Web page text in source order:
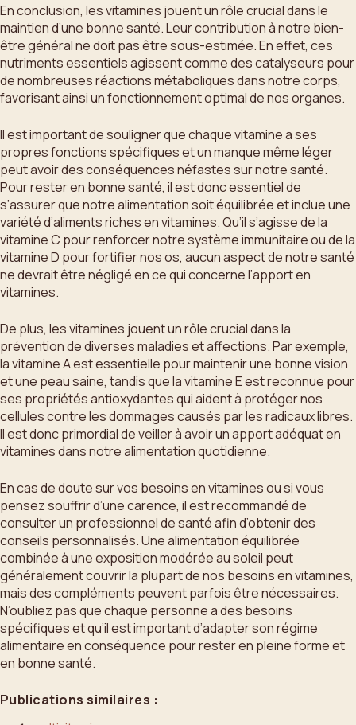
En conclusion, les vitamines jouent un rôle crucial dans le
maintien d’une bonne santé. Leur contribution à notre bien-
être général ne doit pas être sous-estimée. En effet, ces
nutriments essentiels agissent comme des catalyseurs pour
de nombreuses réactions métaboliques dans notre corps,
favorisant ainsi un fonctionnement optimal de nos organes.
Il est important de souligner que chaque vitamine a ses
propres fonctions spécifiques et un manque même léger
peut avoir des conséquences néfastes sur notre santé.
Pour rester en bonne santé, il est donc essentiel de
s’assurer que notre alimentation soit équilibrée et inclue une
variété d’aliments riches en vitamines. Qu’il s’agisse de la
vitamine C pour renforcer notre système immunitaire ou de la
vitamine D pour fortifier nos os, aucun aspect de notre santé
ne devrait être négligé en ce qui concerne l’apport en
vitamines.
De plus, les vitamines jouent un rôle crucial dans la
prévention de diverses maladies et affections. Par exemple,
la vitamine A est essentielle pour maintenir une bonne vision
et une peau saine, tandis que la vitamine E est reconnue pour
ses propriétés antioxydantes qui aident à protéger nos
cellules contre les dommages causés par les radicaux libres.
Il est donc primordial de veiller à avoir un apport adéquat en
vitamines dans notre alimentation quotidienne.
En cas de doute sur vos besoins en vitamines ou si vous
pensez souffrir d’une carence, il est recommandé de
consulter un professionnel de santé afin d’obtenir des
conseils personnalisés. Une alimentation équilibrée
combinée à une exposition modérée au soleil peut
généralement couvrir la plupart de nos besoins en vitamines,
mais des compléments peuvent parfois être nécessaires.
N’oubliez pas que chaque personne a des besoins
spécifiques et qu’il est important d’adapter son régime
alimentaire en conséquence pour rester en pleine forme et
en bonne santé.
Publications similaires :